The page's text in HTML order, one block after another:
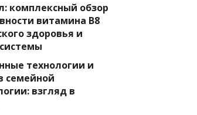
комплексный обзор
витамина B8
здоровья и
технологии и
семейной
взгляд в